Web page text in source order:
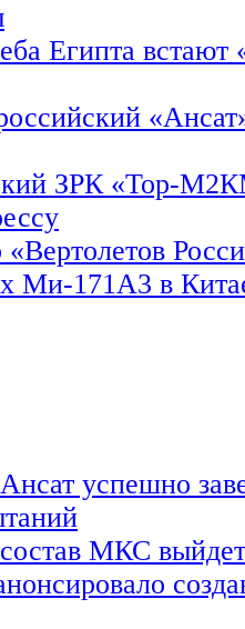
Египта встают
ЗРК «Тор-
Ми-171А3 в
успешно
МКС